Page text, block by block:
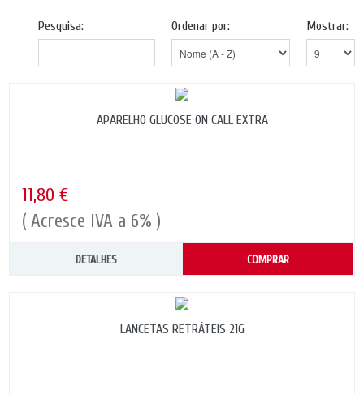
Mostrar:
Ordenar por:
Pesquisa:
APARELHO GLUCOSE ON CALL EXTRA
11,80 €
( Acresce IVA a 6% )
DETALHES COMPRAR
LANCETAS RETRÁTEIS 21G